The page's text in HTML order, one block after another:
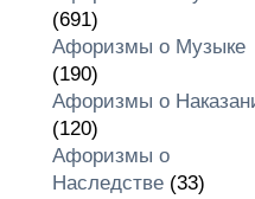
(691)
Афоризмы о Музыке
(190)
Афоризмы о
(120)
Афоризмы о
Наследстве(33)